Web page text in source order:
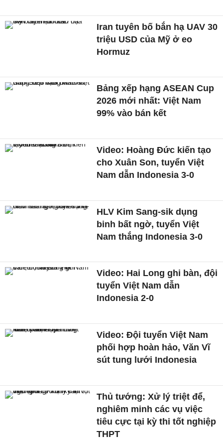
Iran tuyên bố bắn hạ UAV 30
triệu USD của Mỹ ở eo
Hormuz
Bảng xếp hạng ASEAN Cup
2026 mới nhất: Việt Nam
99% vào bán kết
Video: Hoàng Đức kiến tạo
cho Xuân Son, tuyển Việt
Nam dẫn Indonesia 3-0
HLV Kim Sang-sik dụng
binh bất ngờ, tuyển Việt
Nam thắng Indonesia 3-0
Video: Hai Long ghi bàn, đội
tuyển Việt Nam dẫn
Indonesia 2-0
Video: Đội tuyển Việt Nam
phối hợp hoàn hảo, Văn Vĩ
sút tung lưới Indonesia
Thủ tướng: Xử lý triệt để,
nghiêm minh các vụ việc
tiêu cực tại kỳ thi tốt nghiệp
THPT